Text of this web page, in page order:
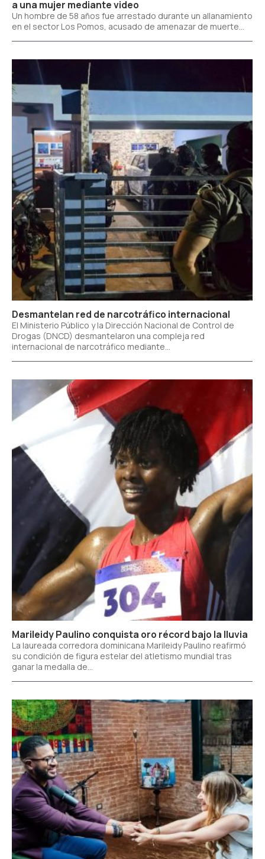
a una mujer mediante video
Un hombre de 58 años fue arrestado durante un allanamiento
en el sector Los Pomos, acusado de amenazar de muerte...
Desmantelan red de narcotráfico internacional
El Ministerio Público y la Dirección Nacional de Control de
Drogas (DNCD) desmantelaron una compleja red
internacional de narcotráfico mediante...
Marileidy Paulino conquista oro récord bajo la lluvia
La laureada corredora dominicana Marileidy Paulino reafirmó
su condición de figura estelar del atletismo mundial tras
ganar la medalla de...